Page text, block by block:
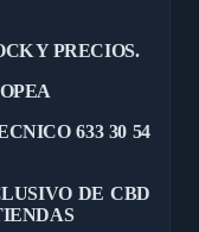
Y PRECIOS.
633 30 54
DE CBD